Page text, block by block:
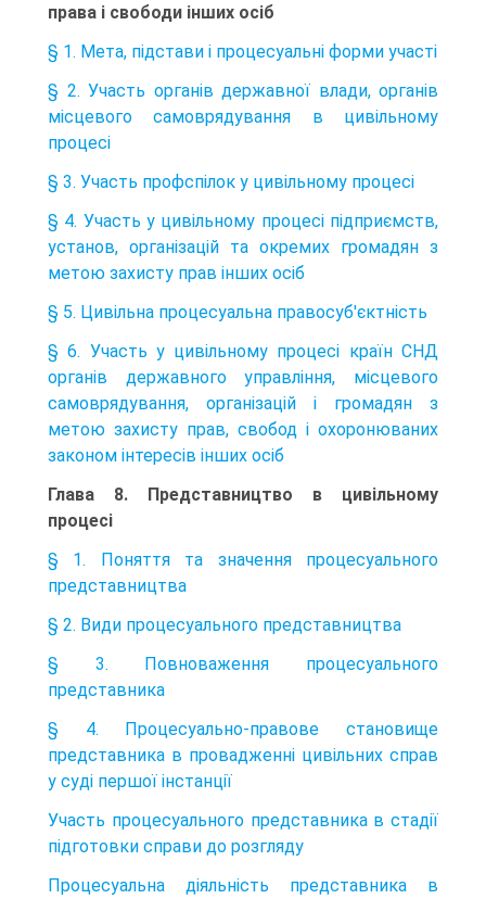
права і свободи інших осіб
§ 1. Мета, підстави і процесуальні форми участі
§ 2. Участь органів державної влади, органів
місцевого самоврядування в цивільному
процесі
§ 3. Участь профспілок у цивільному процесі
§ 4. Участь у цивільному процесі підприємств,
установ, організацій та окремих громадян з
метою захисту прав інших осіб
§ 5. Цивільна процесуальна правосуб'єктність
§ 6. Участь у цивільному процесі країн СНД
органів державного управління, місцевого
самоврядування, організацій і громадян з
метою захисту прав, свобод і охоронюваних
законом інтересів інших осіб
Глава 8. Представництво в цивільному
процесі
§ 1. Поняття та значення процесуального
представництва
§ 2. Види процесуального представництва
§ 3. Повноваження процесуального
представника
§ 4. Процесуально-правове становище
представника в провадженні цивільних справ
у суді першої інстанції
Участь процесуального представника в стадії
підготовки справи до розгляду
Процесуальна діяльність представника в